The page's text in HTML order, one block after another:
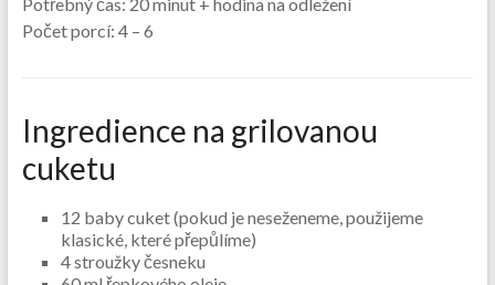
Počet porcí: 4 – 6
Ingredience na grilovanou
cuketu
12 baby cuket (pokud je neseženeme, použijeme
klasické, které přepůlíme)
4 stroužky česneku